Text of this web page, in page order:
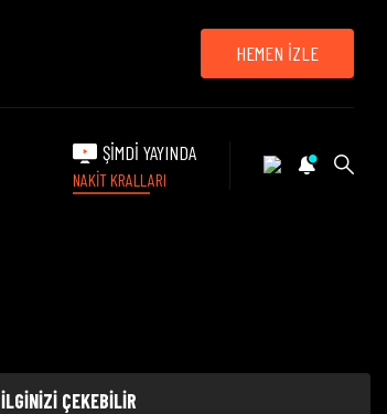
HEMEN İZLE
ŞİMDİ YAYINDA
NAKİT KRALLARI
İLGİNİZİ ÇEKEBİLİR